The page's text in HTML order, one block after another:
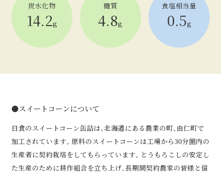
炭水化物
14.2g
糖質
4.8g
食塩相当量
0.5g
●スイートコーンについて
日食のスイートコーン缶詰は、北海道にある農業の町、由仁町で
加工されています。原料のスイートコーンは工場から30分圏内の
生産者に契約栽培をしてもらっています。とうもろこしの安定し
た生産のために耕作組合を立ち上げ、長期間契約農家の皆様と信